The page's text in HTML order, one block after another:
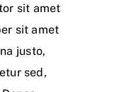
sit amet
sit amet
justo,
sed,